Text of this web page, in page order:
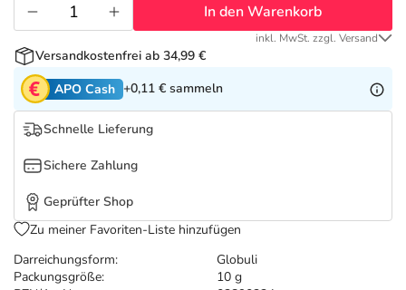
Tierapotheke
Vitamine & Mineralstoffe
Marken
Salus Deals
Darreichungsform:
Globuli
Packungsgröße:
10 g
In den Warenkorb
inkl. MwSt. zzgl. Versand
Versandkostenfrei ab 34,99 €
APO Cash +0,11 € sammeln
Schnelle Lieferung
Sichere Zahlung
Geprüfter Shop
Zu meiner Favoriten-Liste hinzufügen